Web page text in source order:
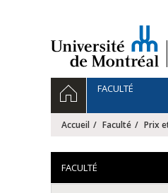
Navigation
principale
ACCUEILFACULTÉ
Accueil Faculté Prix
FACULTÉ